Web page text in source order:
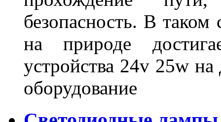
безопасность. В
на природе
устройства 24v 25w
оборудование